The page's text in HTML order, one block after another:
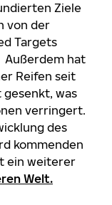
Ziele
von der
Targets
Außerdem hat
Reifen seit
was
verringert.
des
kommenden
ein weiterer
Welt.